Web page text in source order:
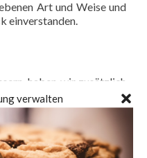
verwalten
Art und Weise und
einverstanden.
haben wir zusätzlich
Es bietet keine
oder
dient lediglich der